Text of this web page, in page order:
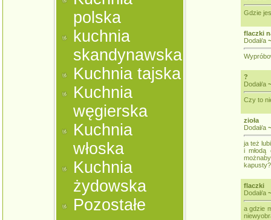
polska
kuchnia
skandynawska
Kuchnia tajska
Kuchnia
węgierska
Kuchnia
włoska
Kuchnia
żydowska
Pozostałe
Gdzie
flaczki
Dodał/a
?
Dodał/a
Czy to
zioła
Dodał/a
ja też
i młodą
kapusty?
flaczki
Dodał/a
a gdzie